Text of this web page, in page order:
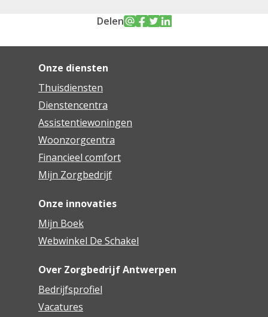
Delen
Onze diensten
Thuisdiensten
Dienstencentra
Assistentiewoningen
Woonzorgcentra
Financieel comfort
Mijn Zorgbedrijf
Onze innovaties
Mijn Boek
Webwinkel De Schakel
Over Zorgbedrijf Antwerpen
Bedrijfsprofiel
Vacatures